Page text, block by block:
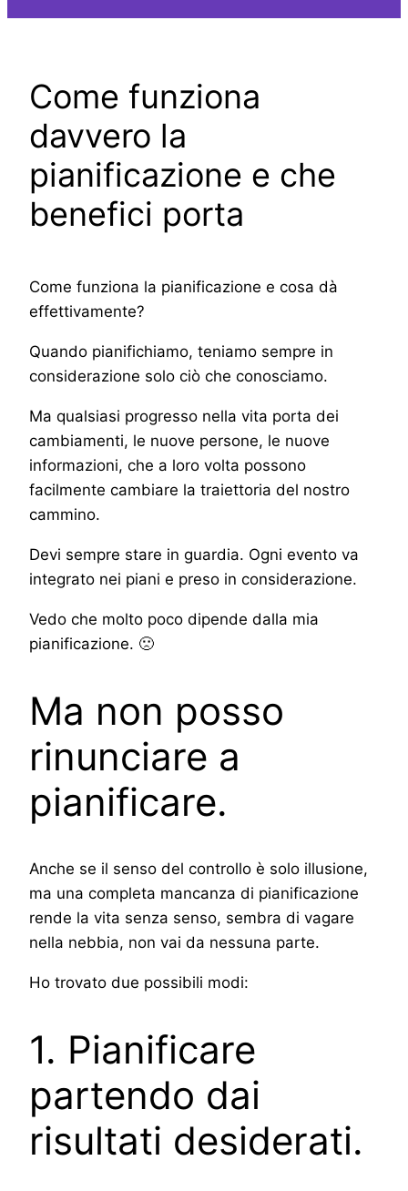
Come funziona
davvero la
pianificazione e che
benefici porta
Come funziona la pianificazione e cosa dà
effettivamente?
Quando pianifichiamo, teniamo sempre in
considerazione solo ciò che conosciamo.
Ma qualsiasi progresso nella vita porta dei
cambiamenti, le nuove persone, le nuove
informazioni, che a loro volta possono
facilmente cambiare la traiettoria del nostro
cammino.
Devi sempre stare in guardia. Ogni evento va
integrato nei piani e preso in considerazione.
Vedo che molto poco dipende dalla mia
pianificazione. 🙁
Ma non posso
rinunciare a
pianificare.
Anche se il senso del controllo è solo illusione,
ma una completa mancanza di pianificazione
rende la vita senza senso, sembra di vagare
nella nebbia, non vai da nessuna parte.
Ho trovato due possibili modi:
1. Pianificare
partendo dai
risultati desiderati.